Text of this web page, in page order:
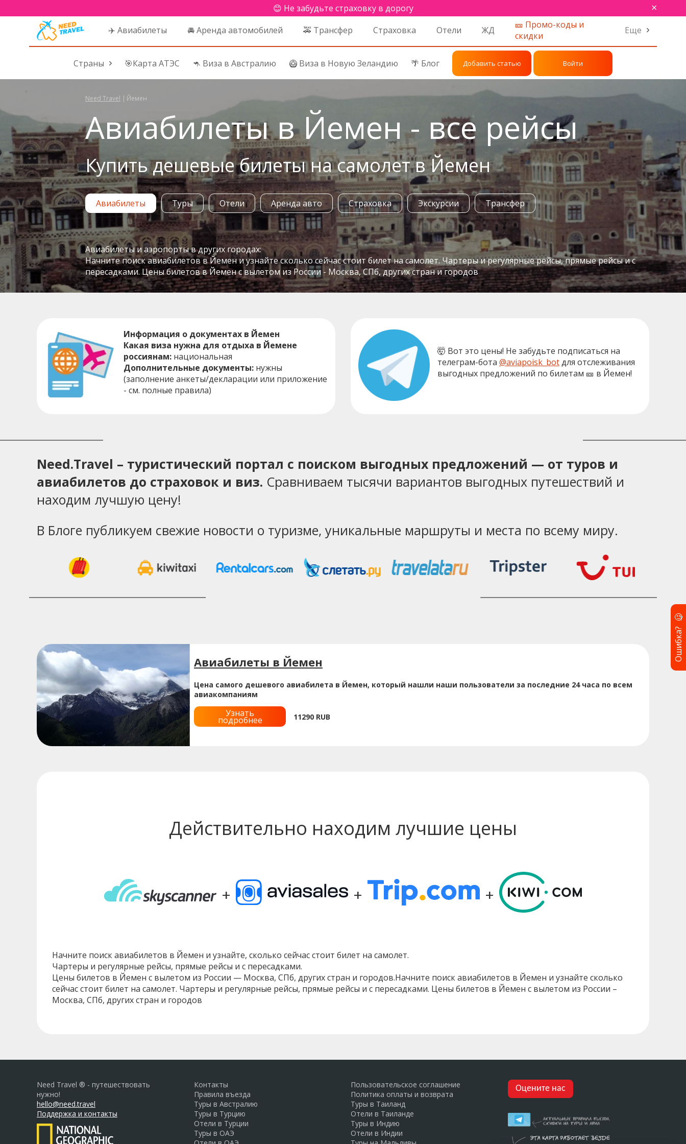
😊 Не забудьте страховку в дорогу ×
✈️ Авиабилеты 🚘 Аренда автомобилей 🚕 Трансфер Страховка Отели ЖД
🎫 Промо-коды и
скидки
Еще
Страны 🎯Карта АТЭС 🦘 Виза в Австралию 🥝 Виза в Новую Зеландию 🌴 Блог Добавить статью Войти
Need Travel | Йемен
Авиабилеты в Йемен - все рейсы
Купить дешевые билеты на самолет в Йемен
Авиабилеты Туры Отели Аренда авто Страховка Экскурсии Трансфер
Авиабилеты и аэропорты в других городах:
Начните поиск авиабилетов в Йемен и узнайте сколько сейчас стоит билет на самолет. Чартеры и регулярные рейсы, прямые рейсы и с
пересадками. Цены билетов в Йемен с вылетом из России - Москва, СПб, других стран и городов
Информация о документах в Йемен
Какая виза нужна для отдыха в Йемене
россиянам: национальная
Дополнительные документы: нужны
(заполнение анкеты/декларации или приложение
- см. полные правила)
🤯 Вот это цены! Не забудьте подписаться на
телеграм-бота @aviapoisk_botдля отслеживания
выгодных предложений по билетам 🎫 в Йемен!
Need.Travel – туристический портал с поиском выгодных предложений — от туров и
авиабилетов до страховок и виз. Сравниваем тысячи вариантов выгодных путешествий и
находим лучшую цену!
В Блоге публикуем свежие новости о туризме, уникальные маршруты и места по всему миру.
Авиабилеты в Йемен
Цена самого дешевого авиабилета в Йемен, который нашли наши пользователи за последние 24 часа по всем
авиакомпаниям
Узнать
подробнее 11290 RUB
Действительно находим лучшие цены
+ + +
Начните поиск авиабилетов в Йемен и узнайте, сколько сейчас стоит билет на самолет.
Чартеры и регулярные рейсы, прямые рейсы и с пересадками.
Цены билетов в Йемен с вылетом из России — Москва, СПб, других стран и городов.Начните поиск авиабилетов в Йемен и узнайте сколько
сейчас стоит билет на самолет. Чартеры и регулярные рейсы, прямые рейсы и с пересадками. Цены билетов в Йемен с вылетом из России –
Москва, СПб, других стран и городов
Need Travel ® - путешествовать
нужно!
hello@need.travel
Поддержка и контакты
Контакты
Правила въезда
Туры в Австралию
Туры в Турцию
Отели в Турции
Туры в ОАЭ
Пользовательское соглашение
Политика оплаты и возврата
Туры в Таиланд
Отели в Таиланде
Туры в Индию
Отели в Индии
Оцените нас
Ошибка?
🧐